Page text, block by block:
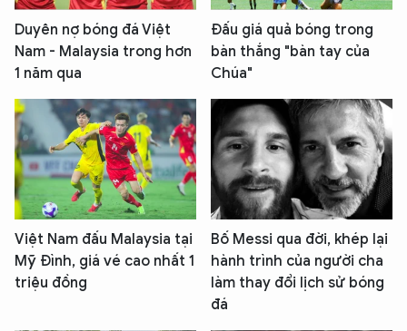
Duyên nợ bóng đá Việt
Nam - Malaysia trong hơn
1 năm qua
Đấu giá quả bóng trong
bàn thắng "bàn tay của
Chúa"
Việt Nam đấu Malaysia tại
Mỹ Đình, giá vé cao nhất 1
triệu đồng
Bố Messi qua đời, khép lại
hành trình của người cha
làm thay đổi lịch sử bóng
đá